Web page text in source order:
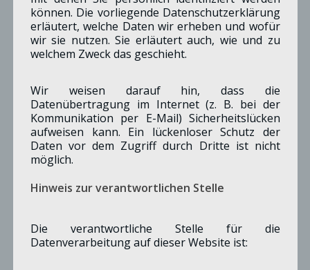
BEISITZER
können. Die vorliegende Datenschutzerklärung
erläutert, welche Daten wir erheben und wofür
wir sie nutzen. Sie erläutert auch, wie und zu
welchem Zweck das geschieht.
Wir weisen darauf hin, dass die
Datenübertragung im Internet (z. B. bei der
Kommunikation per E-Mail) Sicherheitslücken
aufweisen kann. Ein lückenloser Schutz der
Daten vor dem Zugriff durch Dritte ist nicht
möglich.
Hinweis zur verantwortlichen Stelle
Die verantwortliche Stelle für die
Datenverarbeitung auf dieser Website ist: